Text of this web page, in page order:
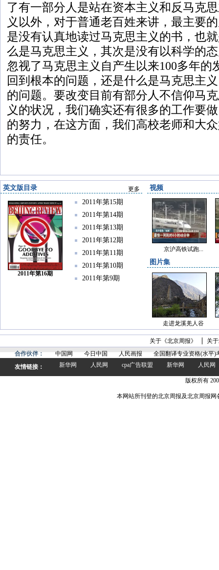
了有一部分人是站在资本主义和反马克
义以外，对于普通老百姓来讲，最主要
是没有认真地读过马克思主义的书，也
么是马克思主义，其次是没有以科学的
忽视了马克思主义自产生以来100多年的
回到根本的问题，还是什么是马克思主
的问题。要改变目前有部分人不信仰马
义的状况，我们确实还有很多的工作要
的努力，在这方面，我们高校老师和大
的责任。
英文版目录 更多
2011年第16期
2011年第15期
2011年第14期
2011年第13期
2011年第12期
2011年第11期
2011年第10期
2011年第9期
视频
京沪高铁试跑...
图片集
走进龙溪羌人谷
关于《北京周报》
关
合作伙伴：
中国网 今日中国 人民画报
全国翻译专业资格(水平)
友情链接：
新华网 人民网 cpa广告联盟 新华网 人民网
版权所有
本网站所刊登的北京周报及北京周报